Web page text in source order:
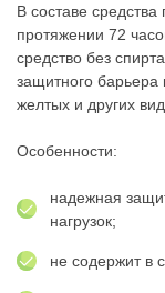
В составе
протяжении 72
средство без
защитного
желтых и других
Особенности:
надежная
нагрузок;
не содержит в